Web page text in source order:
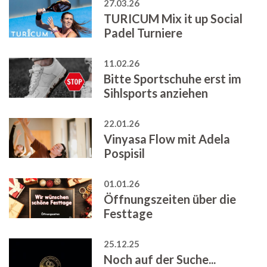
27.03.26
TURICUM Mix it up Social
Padel Turniere
11.02.26
Bitte Sportschuhe erst im
Sihlsports anziehen
22.01.26
Vinyasa Flow mit Adela
Pospisil
01.01.26
Öffnungszeiten über die
Festtage
25.12.25
Noch auf der Suche...